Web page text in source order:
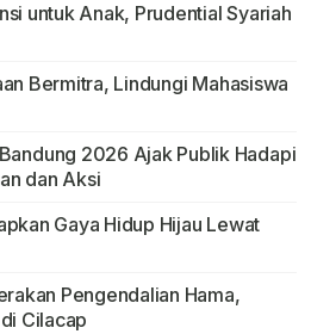
untuk Anak, Prudential Syariah
Bermitra, Lindungi Mahasiswa
2026 Ajak Publik Hadapi
dan Aksi
Gaya Hidup Hijau Lewat
Pengendalian Hama,
Cilacap